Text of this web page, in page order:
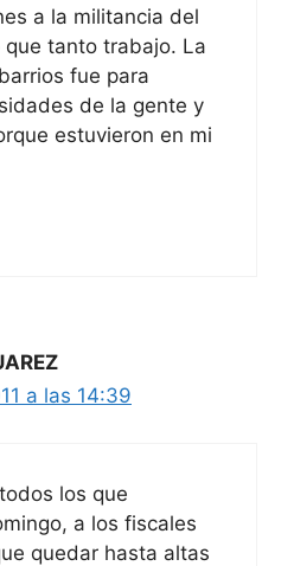
a la militancia del
tanto trabajo. La
fue para
de la gente y
estuvieron en mi
a las 14:39
los que
a los fiscales
quedar hasta altas